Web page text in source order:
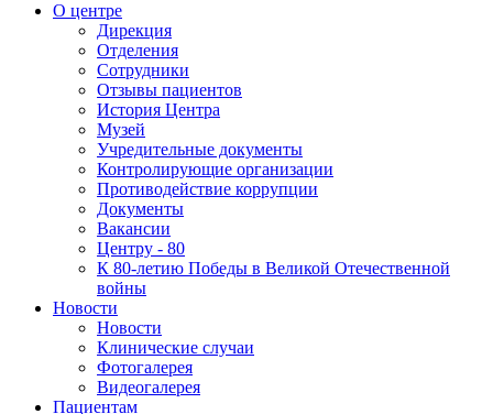
О центре
Дирекция
Отделения
Сотрудники
Отзывы пациентов
История Центра
Музей
Учредительные документы
Контролирующие организации
Противодействие коррупции
Документы
Вакансии
Центру - 80
К 80-летию Победы в Великой Отечественной
войны
Новости
Новости
Клинические случаи
Фотогалерея
Видеогалерея
Пациентам